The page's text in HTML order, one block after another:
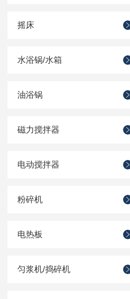
摇床
水浴锅/水箱
油浴锅
磁力搅拌器
电动搅拌器
粉碎机
电热板
匀浆机/捣碎机